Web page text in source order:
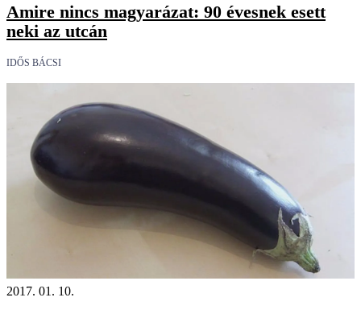
Amire nincs magyarázat: 90 évesnek esett
neki az utcán
IDŐS BÁCSI
2017. 01. 10.